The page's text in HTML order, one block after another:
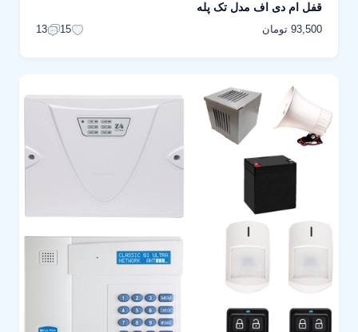
قفل ام دی اف مدل تک پله
93,500 تومان 15
13